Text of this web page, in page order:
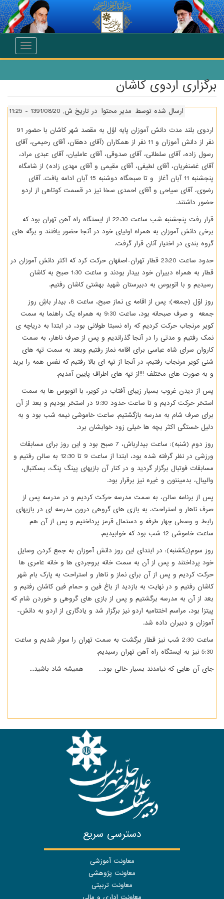
انتقال به محتوای اصلی
Toggle
برگزاری اردوی کاشان
ارسال شده توسط مدیر محتوا در تاریخ ش, 1391/08/20 - 11:25
اردوی بلند مدت دانش­ آموزان پایه اوّل به مقصد شهر کاشان با حضور 91
نفر از دانش­ آموزان و 11 نفر از همکاران (آقای دهقان، آقای رحیمی، آقای
رسول­ زاده، آقای سلطانی، آقای صدوقی، آقای عاملیان، آقای عبدی­ مراد،
آقای غضنفریان، آقای لطیفی، آقای مقیمی و آقای مهدی­ زاده) از شامگاه
پنج­شنبه 11 آبان آغاز و تا صبحگاه دوشنبه 15 آبان ادامه یافت. آقای
رضوی، آقای سیاحی و آقای احمدی­ سخا نیز در قسمت کوتاهی از اردو
حضور داشتند.
قرار رفت پنج­شنبه شب ساعت 22:30 از ایستگاه راه­ آهن تهران بود که
برخی دانش­ آموزان به همراه اولیای خود در آن­جا حضور یافتند و برگه­ های
گروه­ بندی در اختیار آنان قرار گرفت.
حدود ساعت 23:20 قطار تهران-اصفهان حرکت کرد که اکثر دانش­ آموزان در
قطار به همراه دبیران خود بیدار بودند و ساعت 1:30 صبح به کاشان
رسیدیم و با اتوبوس به دبیرستان شهید بهشتی کاشان رفتیم.
روز اوّل (جمعه): پس از اقامه­ ی نماز صبح، ساعت 8، بیدار باشِ روز
جمعه و صرف صبحانه بود، ساعت 9:30 به همراه یک راهنما به سمت
کویر مرنجاب حرکت کردیم که راه نسبتا طولانی بود، در ابتدا به دریاچه­ ی
نمک رفتیم و مدتی را در آن­جا گذراندیم و پس از صرف ناهار، به سمت
کاروان سرای شاه­ عباسی برای اقامه نماز رفتیم وبعد به سمت تپه­ های
شنی کویر مرنجاب رفتیم، در آن­جا از تپه­ ای بالا رفتیم که نفس همه­ را برید
و به صورت­ های مختلف !!!از تپه­ های اطراف پایین آمدیم.
پس از دیدن غروب بسیار زیبای آفتاب در کویر، با اتوبوس ­ها به سمت
استخر حرکت کردیم و تا ساعت حدود 9:30 در استخر بودیم و بعد از آن
برای صرف شام به مدرسه بازگشتیم. ساعت خاموشی نیمه شب بود و به
دلیل خستگی اکثر بچه­ ها خیلی زود خوابشان برد.
روز دوم (شنبه): ساعت بیدارباش، 7 صبح بود و این روز برای مسابقات
ورزشی در نظر گرفته شده بود، ابتدا از ساعت 9 تا 12:30 به سالن رفتیم و
مسابقات فوتبال برگزار گردید و در کنار آن بازی­های پینگ­ پنگ، بسکتبال،
والیبال، بدمینتون و غیره نیز برقرار بود.
پس از برنامه سالن، به سمت مدرسه حرکت کردیم و در مدرسه پس از
صرف ناهار و استراحت، به بازی­ های گروهی درون مدرسه­ ای در بازی­های
رابط و وسطی چهار طرفه و دستمال قرمز پرداختیم و پس از آن هم
ساعت خاموشی 12 شب بود که خوابیدیم.
روز سوم(یک­شنبه): در ابتدای این روز دانش­ آموزان به جمع کردن وسایل
خود پرداختند و پس از آن به سمت خانه بروجردی­ ها و خانه عامری­ ها
حرکت کردیم و پس از آن برای نماز و ناهار و استراحت به پارک بام شهر
کاشان رفتیم و در نهایت به بازدید از باغ فین و حمام فین کاشان رفتیم و
بعد از آن به مدرسه برگشتیم و پس از بازی­ های گروهی و خوردن شام که
پیتزا بود، مراسم اختتامیه اردو نیز برگزار شد و یادگاری از اردو به دانش­
آموزان و دبیران داده شد.
ساعت 2:30 شب نیز قطار برگشت به سمت تهران را سوار شدیم و ساعت
5:30 نیز به ایستگاه راه­ آهن تهران رسیدیم.
جای آن­ هایی که نیامدند بسیار خالی بود... همیشه شاد باشید...
دسترسی سریع
معاونت آموزشی
معاونت پژوهشی
معاونت تربیتی
معاونت اداری و مالی